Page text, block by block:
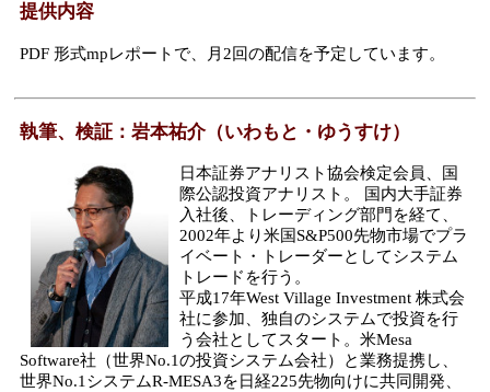
提供内容
PDF 形式mpレポートで、月2回の配信を予定しています。
執筆、検証：岩本祐介（いわもと・ゆうすけ）
日本証券アナリスト協会検定会員、国
際公認投資アナリスト。 国内大手証券
入社後、トレーディング部門を経て、
2002年より米国S&P500先物市場でプラ
イベート・トレーダーとしてシステム
トレードを行う。
平成17年West Village Investment 株式会
社に参加、独自のシステムで投資を行
う会社としてスタート。米Mesa
Software社（世界No.1の投資システム会社）と業務提携し、
世界No.1システムR-MESA3を日経225先物向けに共同開発、